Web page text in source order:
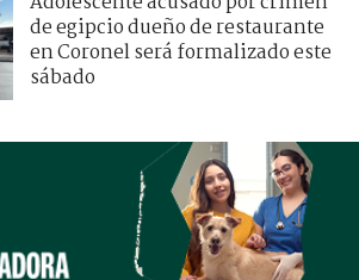
de egipcio dueño de restaurante
en Coronel será formalizado este
sábado